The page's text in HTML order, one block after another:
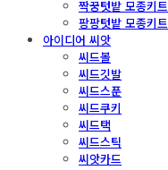
짝꿍텃밭 모종키트
팡팡텃밭 모종키트
아이디어 씨앗
씨드볼
씨드깃발
씨드스푼
씨드쿠키
씨드택
씨드스틱
씨앗카드